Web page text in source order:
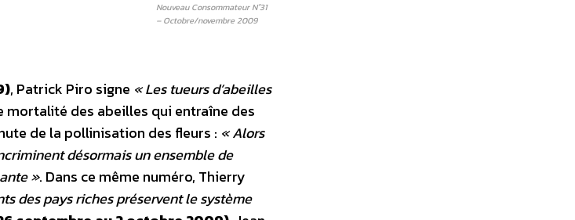
Nouveau Consommateur N°31
– Octobre/novembre 2009
, Patrick Piro signe « Les tueurs d’abeilles
des abeilles qui entraîne des
de la pollinisation des fleurs : « Alors
désormais un ensemble de
». Dans ce même numéro, Thierry
des pays riches préservent le système